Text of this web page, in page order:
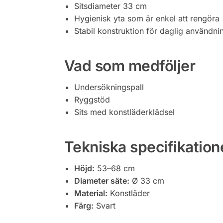
Sitsdiameter 33 cm
Hygienisk yta som är enkel att rengöra
Stabil konstruktion för daglig
Vad som medföljer
Undersökningspall
Ryggstöd
Sits med konstläderklädsel
Tekniska
Höjd: 53–68 cm
Diameter säte: Ø 33 cm
Material: Konstläder
Färg: Svart